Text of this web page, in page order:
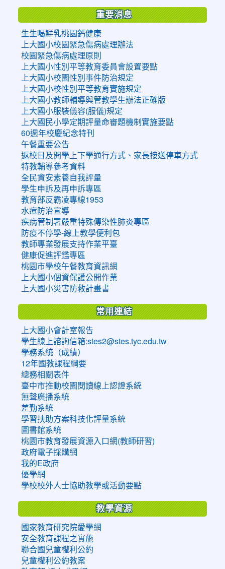
重要消息
生生喝鮮乳桃園鈣健康
上大國小校園緊急傷病處理辦法
校園緊急傷病處理原則
上大國小性別平等教育委員會設置要點
上大國小校園性別事件防治規定
上大國小校性別平等教育實施規定
上大國小教師輔導與管教學生辦法正確版
上大國小服裝儀容(服儀)規定
上大國民小學定期評量命審題機制實施要點
60週年校慶紀念特刊
午餐重要公告
返校日及開學上下學通行方式、家長接送停車方式
特教輔導參考資料
全民資安素養自我評量
學生申訴及再申訴專區
教育部反霸凌專線1953
水痘防治宣導
疾病管制署嚴重特殊傳染性肺炎專區
防疫不停學-線上教學便利包
教師專業發展支持作業平臺
健康促進評鑑專區
桃園市學校午餐教育資訊網
上大國小個資保護公開作業
上大國小災害防救計畫書
常用連結
上大國小會計室報告
學生線上諮詢信箱:stes2@stes.tyc.edu.tw
學務系統（成績）
12年國教課程綱要
總務相關表件
臺中市推動校園閱讀線上認證系統
無聲廣播系統
差勤系統
學習扶助方案科技化評量系統
圖書館系統
桃園市教育發展資源入口網(教師研習)
政府電子採購網
我的E政府
優學網
學校校外人士協助教學或活動要點
教學資源
國家教育研究院愛學網
安全教育課程之實施
聯合國兒童權利公約
兒童權利公約教案